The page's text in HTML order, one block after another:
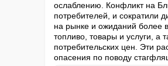
ослаблению. Конфликт на
потребителей, и сократили
на рынке и ожиданий более
топливо, товары и услуги, а
потребительских цен. Эти
опасения по поводу